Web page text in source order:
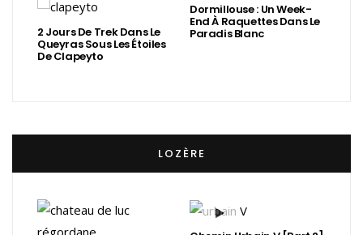
2 Jours De Trek Dans Le
Queyras Sous Les Étoiles
De Clapeyto
Dormillouse : Un Week-
End À Raquettes Dans Le
Paradis Blanc
LOZÈRE